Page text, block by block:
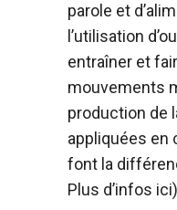
parole et
l’utilisation
entraîner et
mouvements
production de
appliquées en
font la
Plus d’infos ici)